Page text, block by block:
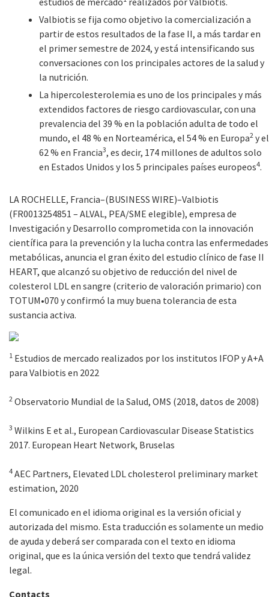
Valbiotis se fija como objetivo la comercialización a
partir de estos resultados de la fase II, a más tardar en
el primer semestre de 2024, y está intensificando sus
conversaciones con los principales actores de la salud y
la nutrición.
La hipercolesterolemia es uno de los principales y más
extendidos factores de riesgo cardiovascular, con una
prevalencia del 39 % en la población adulta de todo el
mundo, el 48 % en Norteamérica, el 54 % en Europa2 y el
62 % en Francia3, es decir, 174 millones de adultos solo
en Estados Unidos y los 5 principales países europeos4.
LA ROCHELLE, Francia–(BUSINESS WIRE)–Valbiotis
(FR0013254851 – ALVAL, PEA/SME elegible), empresa de
Investigación y Desarrollo comprometida con la innovación
científica para la prevención y la lucha contra las enfermedades
metabólicas, anuncia el gran éxito del estudio clínico de fase II
HEART, que alcanzó su objetivo de reducción del nivel de
colesterol LDL en sangre (criterio de valoración primario) con
TOTUM•070 y confirmó la muy buena tolerancia de esta
sustancia activa.
1 Estudios de mercado realizados por los institutos IFOP y A+A
para Valbiotis en 2022
2 Observatorio Mundial de la Salud, OMS (2018, datos de 2008)
3 Wilkins E et al., European Cardiovascular Disease Statistics
2017. European Heart Network, Bruselas
4 AEC Partners, Elevated LDL cholesterol preliminary market
estimation, 2020
El comunicado en el idioma original es la versión oficial y
autorizada del mismo. Esta traducción es solamente un medio
de ayuda y deberá ser comparada con el texto en idioma
original, que es la única versión del texto que tendrá validez
legal.
Contacts